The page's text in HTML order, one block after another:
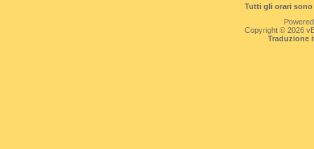
Tutti gli orari
Copyright © 2026
Traduzione